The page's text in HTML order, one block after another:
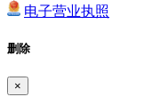
电子营业执照
删除
×